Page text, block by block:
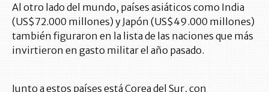
Al otro lado del mundo, países asiáticos como India
(US$72.000 millones) y Japón (US$49.000 millones)
también figuraron en la lista de las naciones que más
invirtieron en gasto militar el año pasado.
Junto a estos países está Corea del Sur, con